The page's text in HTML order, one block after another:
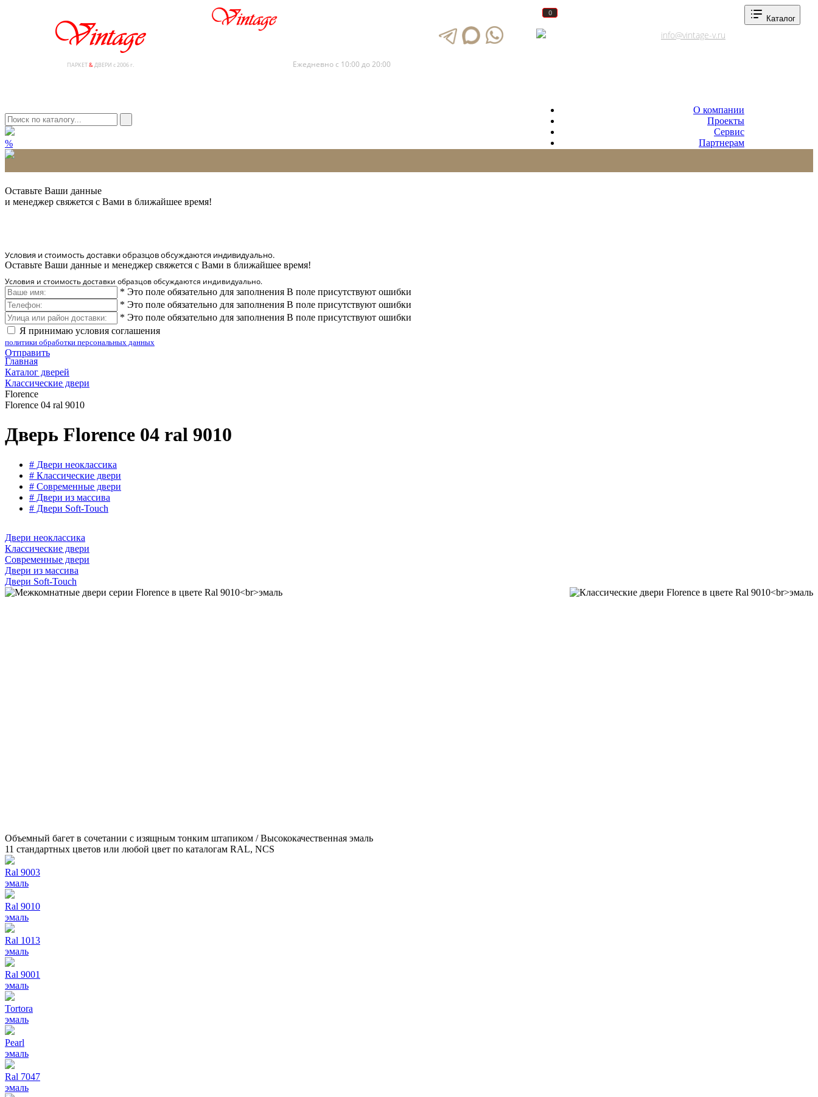
ПАРКЕТ&ДВЕРИ с 2006 г. Ежедневно с 10:00 до 20:00
info@vintage-v.ru
0
0
О компании
Проекты
Сервис
Партнерам
Каталог
%
Оставьте Ваши данные
и менеджер свяжется с Вами в ближайшее время!
Условия и стоимость доставки образцов обсуждаются индивидуально.
Оставьте Ваши данные и менеджер свяжется с Вами в ближайшее время!
Условия и стоимость доставки образцов обсуждаются индивидуально.
* Это поле обязательно для заполнения В поле присутствуют ошибки
* Это поле обязательно для заполнения В поле присутствуют ошибки
* Это поле обязательно для заполнения В поле присутствуют ошибки
Я принимаю условия соглашения
политики обработки персональных данных
Отправить
Главная
Каталог дверей
Классические двери
Florence
Florence 04 ral 9010
Дверь Florence 04 ral 9010
# Двери неоклассика
# Классические двери
# Современные двери
# Двери из массива
# Двери Soft-Touch
Двери неоклассика
Классические двери
Современные двери
Двери из массива
Двери Soft-Touch
Объемный багет в сочетании с изящным тонким штапиком / Высококачественная эмаль
11 стандартных цветов или любой цвет по каталогам RAL, NCS
Ral 9003
эмаль
Ral 9010
эмаль
Ral 1013
эмаль
Ral 9001
эмаль
Tortora
эмаль
Pearl
эмаль
Ral 7047
эмаль